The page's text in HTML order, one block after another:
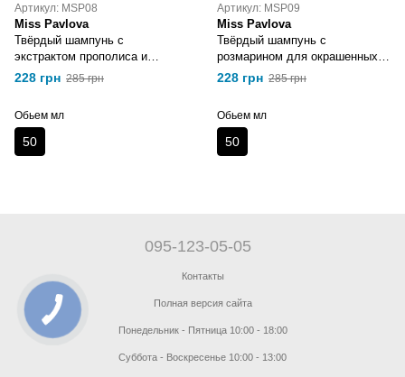
Артикул: MSP08
Miss Pavlova
Твёрдый шампунь с
экстрактом прополиса и
маслом манго для всех типов
волос Miss Pavlova
228 грн 285 грн
Обьем мл
50
Артикул: MSP09
Miss Pavlova
Твёрдый шампунь с
розмарином для окрашенных
волос Miss Pavlova
228 грн 285 грн
Обьем мл
50
095-123-05-05
Контакты
Полная версия сайта
Понедельник - Пятница 10:00 - 18:00
Суббота - Воскресенье 10:00 - 13:00